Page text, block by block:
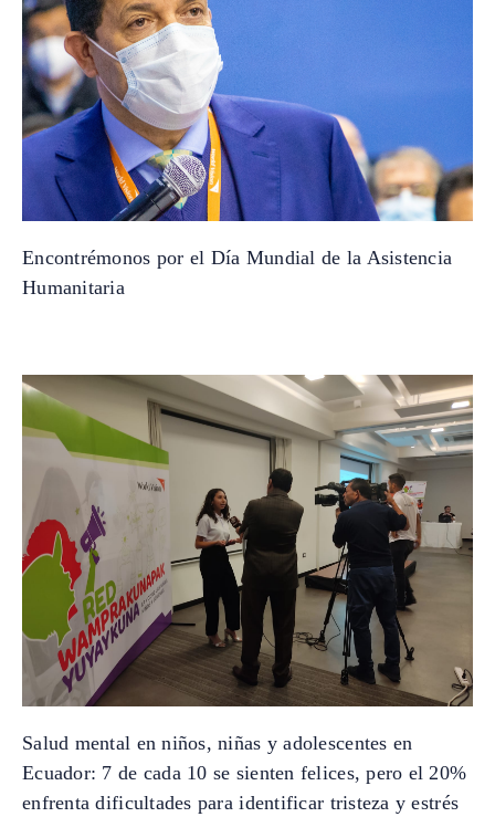
Encontrémonos por el Día Mundial de la Asistencia
Humanitaria
Salud mental en niños, niñas y adolescentes en
Ecuador: 7 de cada 10 se sienten felices, pero el 20%
enfrenta dificultades para identificar tristeza y estrés